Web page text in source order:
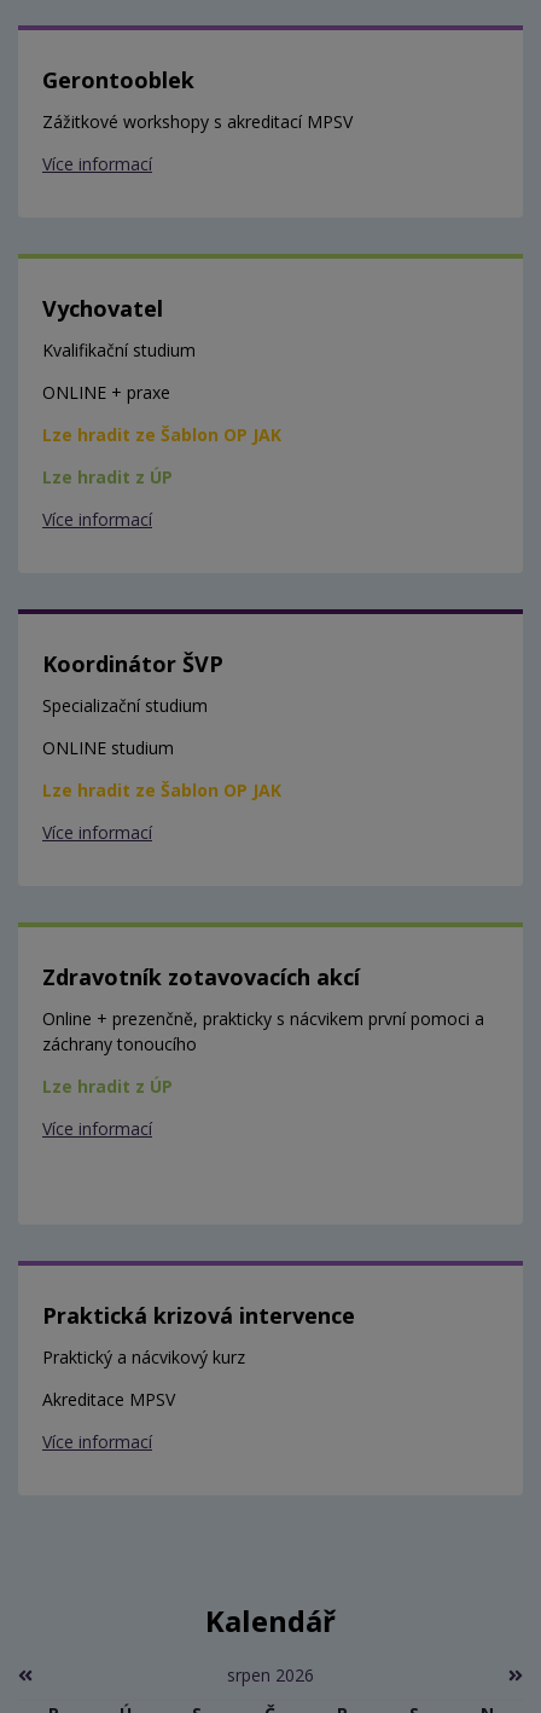
Gerontooblek
Zážitkové workshopy s akreditací MPSV
Více informací
Vychovatel
Kvalifikační studium
ONLINE + praxe
Lze hradit ze Šablon OP JAK
Lze hradit z ÚP
Více informací
Koordinátor ŠVP
Specializační studium
ONLINE studium
Lze hradit ze Šablon OP JAK
Více informací
Zdravotník zotavovacích akcí
Online + prezenčně, prakticky s nácvikem první pomoci a
záchrany tonoucího
Lze hradit z ÚP
Více informací
Praktická krizová intervence
Praktický a nácvikový kurz
Akreditace MPSV
Více informací
Kalendář
srpen 2026